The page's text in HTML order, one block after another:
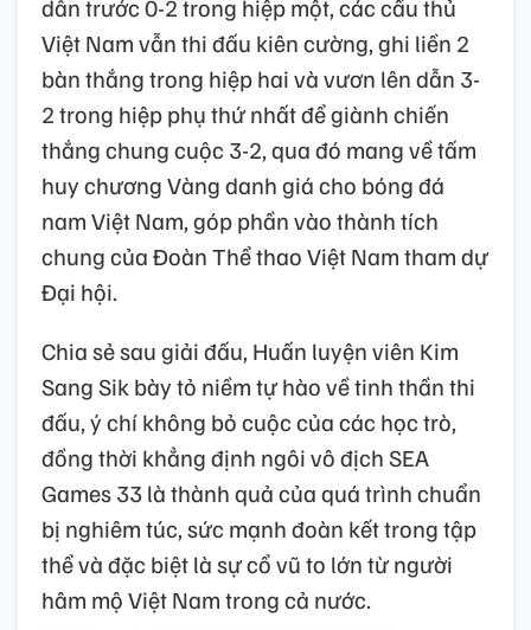
dẫn trước 0-2 trong hiệp một, các cầu thủ
Việt Nam vẫn thi đấu kiên cường, ghi liền 2
bàn thắng trong hiệp hai và vươn lên dẫn 3-
2 trong hiệp phụ thứ nhất để giành chiến
thắng chung cuộc 3-2, qua đó mang về tấm
huy chương Vàng danh giá cho bóng đá
nam Việt Nam, góp phần vào thành tích
chung của Đoàn Thể thao Việt Nam tham dự
Đại hội.
Chia sẻ sau giải đấu, Huấn luyện viên Kim
Sang Sik bày tỏ niềm tự hào về tinh thần thi
đấu, ý chí không bỏ cuộc của các học trò,
đồng thời khẳng định ngôi vô địch SEA
Games 33 là thành quả của quá trình chuẩn
bị nghiêm túc, sức mạnh đoàn kết trong tập
thể và đặc biệt là sự cổ vũ to lớn từ người
hâm mộ Việt Nam trong cả nước.